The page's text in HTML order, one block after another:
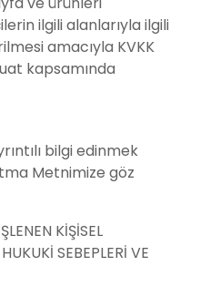
ilgili alanlarıyla ilgili
amacıyla KVKK
kapsamında
bilgi edinmek
Metnimize göz
KİŞİSEL
SEBEPLERİ VE